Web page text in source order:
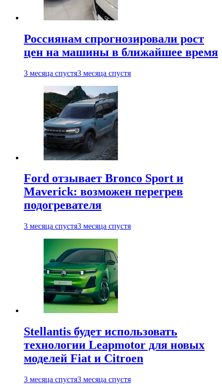
Россиянам спрогнозировали рост
цен на машины в ближайшее время
3 месяца спустя3 месяца спустя
Ford отзывает Bronco Sport и
Maverick: возможен перегрев
подогревателя
3 месяца спустя3 месяца спустя
Stellantis будет использовать
технологии Leapmotor для новых
моделей Fiat и Citroen
3 месяца спустя3 месяца спустя